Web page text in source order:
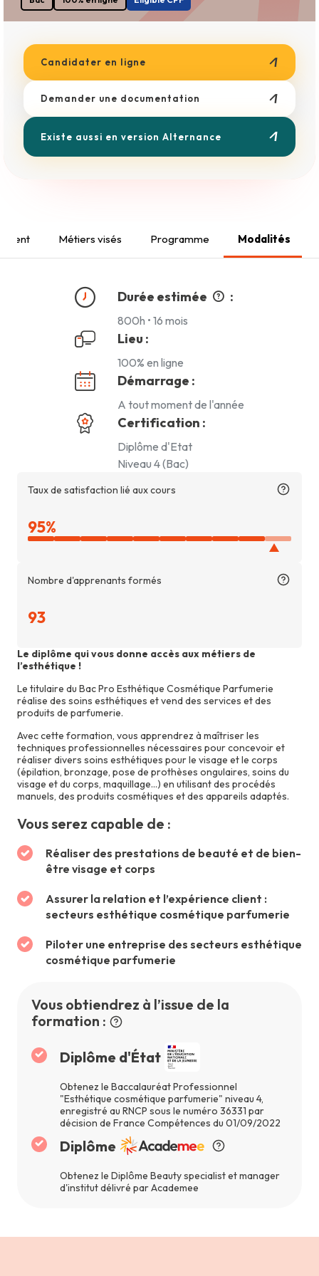
Boulangerie
Esthétique
Coiffure
Métiers du Bâtiment
Candidater en ligne
Demander une documentation
Existe aussi en version Alternance
Métiers visés Programme Modalités
Le diplôme qui vous donne accès aux métiers de
l’esthétique !
Le titulaire du Bac Pro Esthétique Cosmétique Parfumerie
réalise des soins esthétiques et vend des services et des
produits de parfumerie.
Avec cette formation, vous apprendrez à maîtriser les
techniques professionnelles nécessaires pour concevoir et
réaliser divers soins esthétiques pour le visage et le corps
(épilation, bronzage, pose de prothèses ongulaires, soins du
visage et du corps, maquillage…) en utilisant des procédés
manuels, des produits cosmétiques et des appareils adaptés.
Vous serez capable de :
Réaliser des prestations de beauté et de bien-
être visage et corps
Assurer la relation et l’expérience client :
secteurs esthétique cosmétique parfumerie
Piloter une entreprise des secteurs esthétique
cosmétique parfumerie
Vous obtiendrez à l’issue de la
formation :
Diplôme d'État
Obtenez le Baccalauréat Professionnel
"Esthétique cosmétique parfumerie" niveau 4,
enregistré au RNCP sous le numéro 36331 par
décision de France Compétences du 01/09/2022
Diplôme
Obtenez le Diplôme Beauty specialist et manager
d'institut délivré par Academee
Durée estimée :
800h • 16 mois
Lieu :
100% en ligne
Démarrage :
A tout moment de l'année
Certification :
Diplôme d'Etat
Niveau 4 (Bac)
Taux de satisfaction lié aux cours
Taux
de
lié
cours
95%
Nombre d'apprenants formés
93